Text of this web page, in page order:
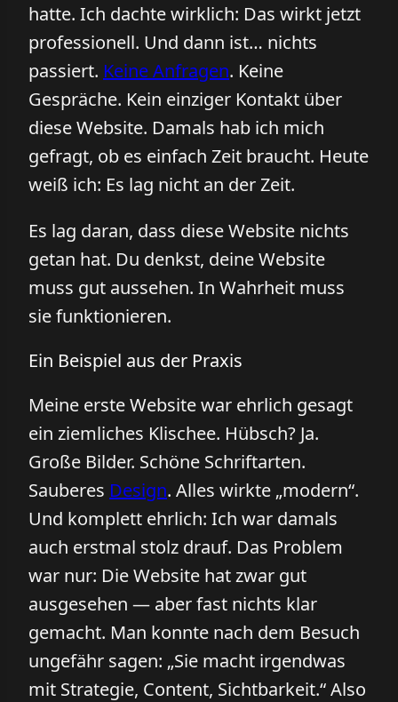
hatte. Ich dachte wirklich: Das wirkt jetzt
professionell. Und dann ist… nichts
passiert. Keine Anfragen. Keine
Gespräche. Kein einziger Kontakt über
diese Website. Damals hab ich mich
gefragt, ob es einfach Zeit braucht. Heute
weiß ich: Es lag nicht an der Zeit.
Es lag daran, dass diese Website nichts
getan hat. Du denkst, deine Website
muss gut aussehen. In Wahrheit muss
sie funktionieren.
Ein Beispiel aus der Praxis
Meine erste Website war ehrlich gesagt
ein ziemliches Klischee. Hübsch? Ja.
Große Bilder. Schöne Schriftarten.
Sauberes Design. Alles wirkte „modern“.
Und komplett ehrlich: Ich war damals
auch erstmal stolz drauf. Das Problem
war nur: Die Website hat zwar gut
ausgesehen — aber fast nichts klar
gemacht. Man konnte nach dem Besuch
ungefähr sagen: „Sie macht irgendwas
mit Strategie, Content, Sichtbarkeit.“ Also